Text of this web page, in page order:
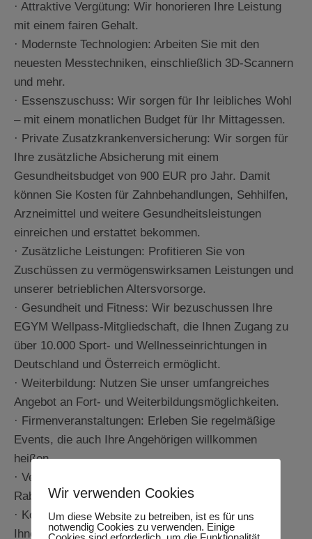
· Attraktive Vergütung: Wir honorieren Ihre Leistung
mit einem fairen Gehalt.
· Modernste Technologien: Arbeiten Sie mit den
neuesten Messtechniken, einschließlich 3D-Scannern
und mehr.
· Essenszuschuss: Wir sorgen für Ihr leibliches Wohl
– mit einem monatlichen Budget für Ihr Mittagessen.
· Private Zusatzkrankenversicherung: Wir sorgen für
Ihre zusätzliche Absicherung mit einem
Gesundheitsbudget von 900 EUR pro Jahr. Damit
können Sie Kosten für Zahnbehandlungen, Sehhilfen,
Arzneimittel und weitere Gesundheitsleistungen
einreichen und erstattet bekommen.
· Zusätzliche Leistungen: Profitieren Sie von
Zuschüssen zu vermögenswirksamen Leistungen und
unserer betrieblichen Altersvorsorge.
· Gesundheit und Fitness: Wir bezuschussen Ihre
EGYM Wellpass-Mitgliedschaft, die Ihnen Zugang zu
über 10.000 Sport- und Wellnesseinrichtungen in
Deutschland und Österreich ermöglicht.
· Weiterbildung: Nutzen Sie unser umfangreiches
Angebot an Fort- und Weiterbildungsmöglichkeiten.
· Firmenveranstaltungen: Erleben Sie regelmäßige
Events, die auch Ihre Angehörigen willkommen
heißen.
· Vergünstigungen: Profitieren Sie von exklusiven
Rabatten bei unseren Partnerunternehmen.
· Kostenlose Getränke: Frische Getränke stehen
Ihnen jederzeit zur Verfügung.
Wir verwenden Cookies
Um diese Website zu betreiben, ist es für uns
notwendig Cookies zu verwenden. Einige